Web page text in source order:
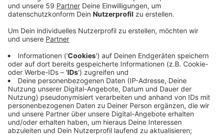
Anzeige
Wiederherstellung von Waldflächen. Für immer mehr
Menschen wird der Wald Ausflugsziel an heißen Tagen,
stellt der Landesbetrieb Wald und Holz NRW fest.
Nicht ohne Grund, denn dort ist es oft wesentlich
kühler. Laut dem Landesbetrieb teilweise bis zu zehn
Grad im Vergleich zur Stadt. Das mache sich auch
positiv in Siedlungen oder Städten in Waldnähe